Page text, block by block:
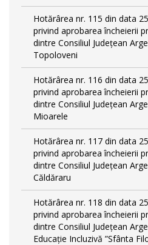
Hotărârea nr. 115 din data
privind aprobarea încheierii
dintre Consiliul Județean
Topoloveni
Hotărârea nr. 116 din data
privind aprobarea încheierii
dintre Consiliul Județean
Mioarele
Hotărârea nr. 117 din data
privind aprobarea încheierii
dintre Consiliul Județean
Căldăraru
Hotărârea nr. 118 din data
privind aprobarea încheierii
dintre Consiliul Județean
Educație Incluzivă ”Sfânta